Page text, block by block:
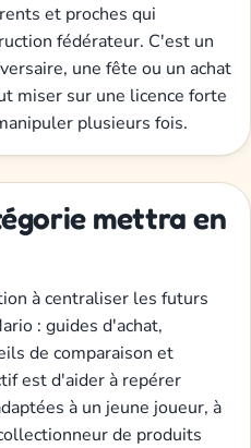
et proches qui
fédérateur. C'est un
une fête ou un achat
miser sur une licence forte
plusieurs fois.
mettra en
à centraliser les futurs
: guides d'achat,
de comparaison et
est d'aider à repérer
à un jeune joueur, à
de produits